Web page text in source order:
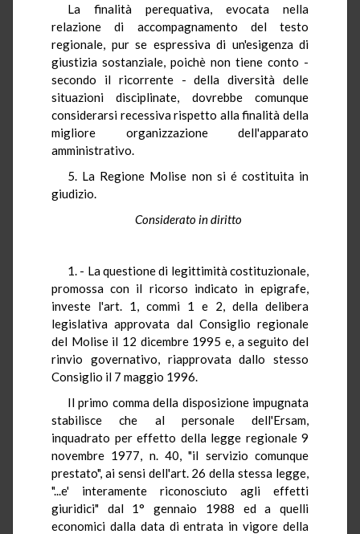
La finalità perequativa, evocata nella
relazione di accompagnamento del testo
regionale, pur se espressiva di un'esigenza di
giustizia sostanziale, poichè non tiene conto -
secondo il ricorrente - della diversità delle
situazioni disciplinate, dovrebbe comunque
considerarsi recessiva rispetto alla finalità della
migliore organizzazione dell'apparato
amministrativo.
5. La Regione Molise non si é costituita in
giudizio.
Considerato in diritto
1. - La questione di legittimità costituzionale,
promossa con il ricorso indicato in epigrafe,
investe l'art. 1, commi 1 e 2, della delibera
legislativa approvata dal Consiglio regionale
del Molise il 12 dicembre 1995 e, a seguito del
rinvio governativo, riapprovata dallo stesso
Consiglio il 7 maggio 1996.
Il primo comma della disposizione impugnata
stabilisce che al personale dell'Ersam,
inquadrato per effetto della legge regionale 9
novembre 1977, n. 40, "il servizio comunque
prestato", ai sensi dell'art. 26 della stessa legge,
"...e' interamente riconosciuto agli effetti
giuridici" dal 1° gennaio 1988 ed a quelli
economici dalla data di entrata in vigore della